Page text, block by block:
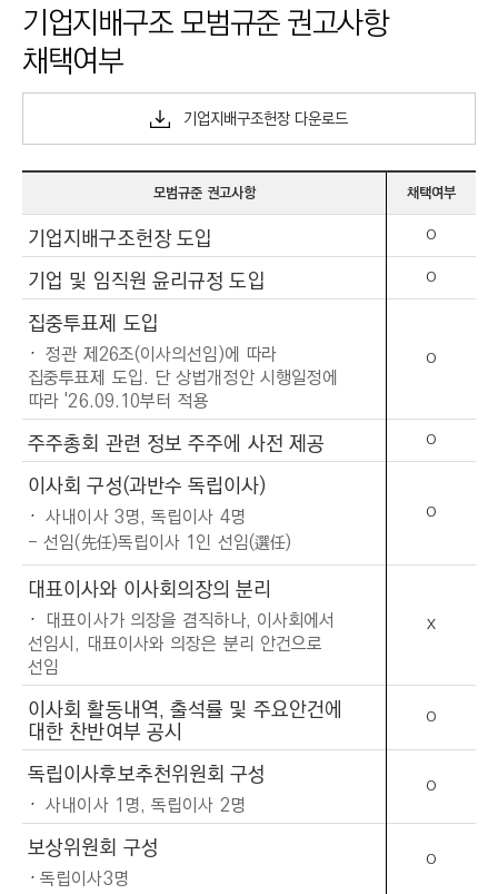
N
E
R
I
N
G
&
C
O
S
T
R
U
C
T
I
O
N
)
기업지배구조 모범규준 권고사항
채택여부
기업지배구조헌장 다운로드
모범규준 권고사항 채택여부
기업지배구조헌장 도입 O
기업 및 임직원 윤리규정 도입 O
집중투표제 도입
정관 제26조(이사의선임)에 따라
집중투표제 도입. 단 상법개정안 시행일정에
따라 '26.09.10부터 적용
O
주주총회 관련 정보 주주에 사전 제공 O
이사회 구성(과반수 독립이사)
사내이사 3명, 독립이사 4명
- 선임(先任)독립이사 1인 선임(選任)
O
대표이사와 이사회의장의 분리
대표이사가 의장을 겸직하나, 이사회에서
선임시, 대표이사와 의장은 분리 안건으로
선임
X
이사회 활동내역, 출석률 및 주요안건에
대한 찬반여부 공시 O
독립이사후보추천위원회 구성
사내이사 1명, 독립이사 2명
O
보상위원회 구성
독립이사3명
O